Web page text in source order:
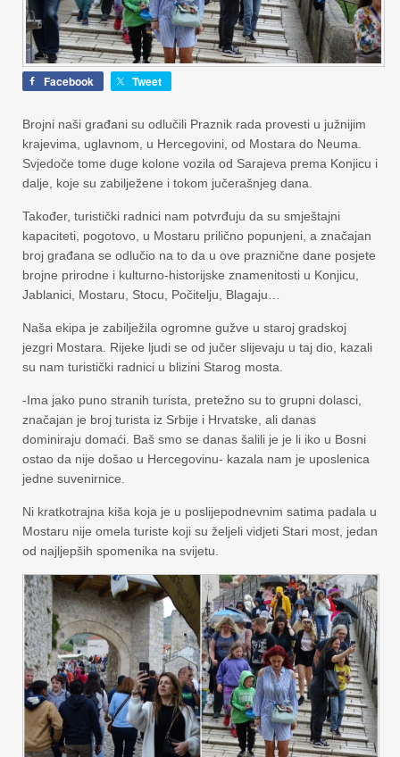
Facebook Tweet
Brojni naši građani su odlučili Praznik rada provesti u južnijim
krajevima, uglavnom, u Hercegovini, od Mostara do Neuma.
Svjedoče tome duge kolone vozila od Sarajeva prema Konjicu i
dalje, koje su zabilježene i tokom jučerašnjeg dana.
Također, turistički radnici nam potvrđuju da su smještajni
kapaciteti, pogotovo, u Mostaru prilično popunjeni, a značajan
broj građana se odlučio na to da u ove praznične dane posjete
brojne prirodne i kulturno-historijske znamenitosti u Konjicu,
Jablanici, Mostaru, Stocu, Počitelju, Blagaju…
Naša ekipa je zabilježila ogromne gužve u staroj gradskoj
jezgri Mostara. Rijeke ljudi se od jučer slijevaju u taj dio, kazali
su nam turistički radnici u blizini Starog mosta.
-Ima jako puno stranih turista, pretežno su to grupni dolasci,
značajan je broj turista iz Srbije i Hrvatske, ali danas
dominiraju domaći. Baš smo se danas šalili je je li iko u Bosni
ostao da nije došao u Hercegovinu- kazala nam je uposlenica
jedne suvenirnice.
Ni kratkotrajna kiša koja je u poslijepodnevnim satima padala u
Mostaru nije omela turiste koji su željeli vidjeti Stari most, jedan
od najljepših spomenika na svijetu.